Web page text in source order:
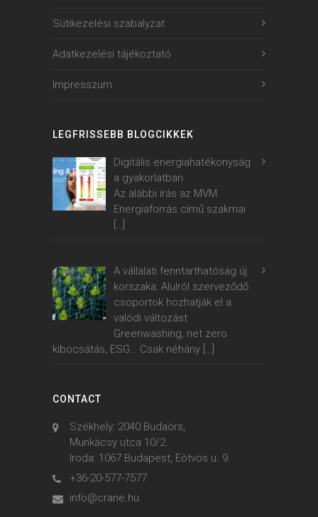
Sütikezelési szabalyzat
Adatkezelési tájékoztató
Impresszum
LEGFRISSEBB BLOGCIKKEK
Digitális energiahatékonyság
a gyakorlatban
Az alábbi írás az MVM
Energiaforrás című szakmai
A vállalati fenntarthatóság új
korszaka: Alulról szerveződő
csoportok hozhatják el a
valódi változást
Greenwashing, net zero
kibocsátás, ESG… Csak néhány […]
CONTACT
Székhely: 2040 Budaörs,
Munkácsy utca 10/2.
Iroda: 1067 Budapest, Eötvös u. 9.
+36-20-577-7577
info@crane.hu